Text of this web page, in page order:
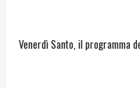
Venerdì Santo, il programma